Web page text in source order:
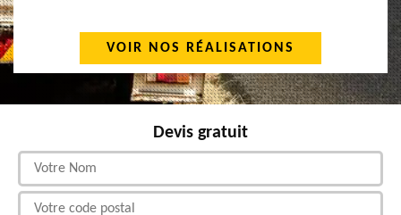
VOIR NOS RÉALISATIONS
Devis gratuit